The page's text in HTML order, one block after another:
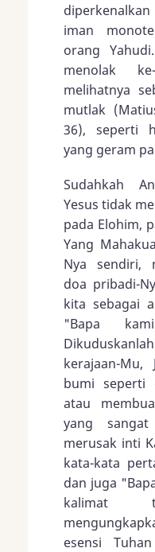
iman
orang
menolak
melihatnya
mutlak
36), seperti
yang geram
Sudahkah
Yesus tidak
pada Elohim,
Yang
Nya sendiri,
doa pribadi-
kita sebagai
"Bapa
kerajaan-Mu,
bumi seperti
atau
yang
merusak inti
kata-kata
dan juga
kalimat
esensi